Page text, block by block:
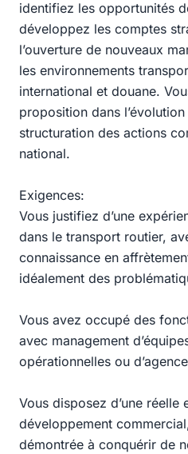
identifiez les opportunités
développez les comptes
l’ouverture de nouveaux
les environnements
international et douane.
proposition dans
structuration des actions
national.
Exigences:
Vous justifiez d’une
dans le transport routier,
connaissance en
idéalement des
Vous avez occupé des
avec management
opérationnelles ou
Vous disposez d’une réelle
développement
démontrée à conquérir de